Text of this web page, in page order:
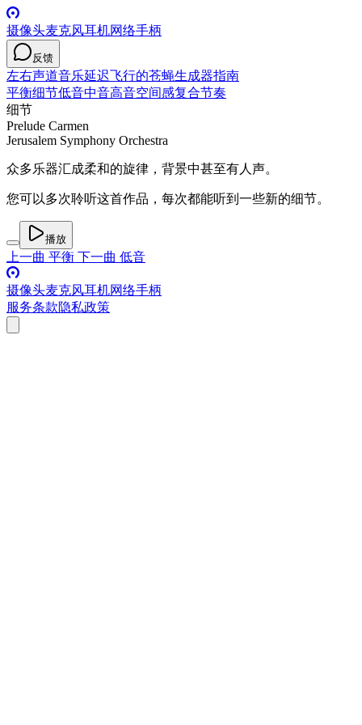
摄像头麦克风耳机网络手柄
反馈
左右声道音乐延迟飞行的苍蝇生成器指南
平衡细节低音中音高音空间感复合节奏
细节
Prelude Carmen
Jerusalem Symphony Orchestra
众多乐器汇成柔和的旋律，背景中甚至有人声。
您可以多次聆听这首作品，每次都能听到一些新的细节。
播放
上一曲 平衡 下一曲 低音
摄像头麦克风耳机网络手柄
服务条款隐私政策